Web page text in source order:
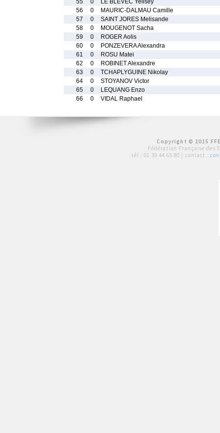
55
0
LE BLEVEC Yelisey
56
0
MAURIC-DALMAU Camille
57
0
SAINT JORES Melisande
58
0
MOUGENOT Sacha
59
0
ROGER Aolis
60
0
PONZEVERA Alexandra
61
0
ROSU Matei
62
0
ROBINET Alexandre
63
0
TCHAPLYGUINE Nikolay
64
0
STOYANOV Victor
65
0
LEQUANG Enzo
66
0 VIDAL Raphael
Copyright © 2015
Fédération Française des
tél : 01 39 44 65 80 | contact :